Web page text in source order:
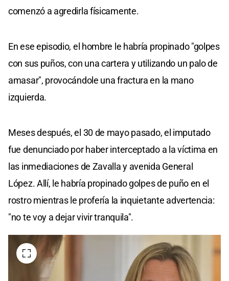
comenzó a agredirla físicamente.
En ese episodio, el hombre le habría propinado "golpes
con sus puños, con una cartera y utilizando un palo de
amasar", provocándole una fractura en la mano
izquierda.
Meses después, el 30 de mayo pasado, el imputado
fue denunciado por haber interceptado a la víctima en
las inmediaciones de Zavalla y avenida General
López. Allí, le habría propinado golpes de puño en el
rostro mientras le profería la inquietante advertencia:
"no te voy a dejar vivir tranquila".